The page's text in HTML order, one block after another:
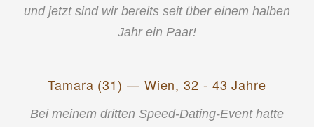
und jetzt sind wir bereits seit über einem halben
Jahr ein Paar!
Tamara (31) — Wien, 32 - 43 Jahre
Bei meinem dritten Speed-Dating-Event hatte